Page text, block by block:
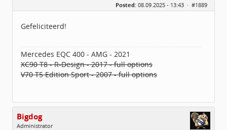
Leeftijd:
67
Geregistreerd:03 / 2014
Posted: 08.09.2025 - 13:43 · #1889
Gefeliciteerd!
Mercedes EQC 400 - AMG - 2021
XC90 T8 - R-Design - 2017 - full options
V70 T5 Edition Sport - 2007 - full options
Bigdog
Administrator